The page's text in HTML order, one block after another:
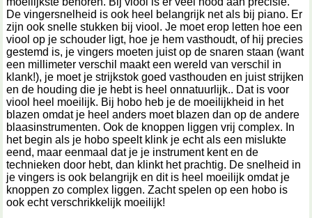
De vingersnelheid is ook heel belangrijk net als bij piano. Er
zijn ook snelle stukken bij viool. Je moet erop letten hoe een
viool op je schouder ligt, hoe je hem vasthoudt, of hij precies
gestemd is, je vingers moeten juist op de snaren staan (want
een millimeter verschil maakt een wereld van verschil in
klank!), je moet je strijkstok goed vasthouden en juist strijken
en de houding die je hebt is heel onnatuurlijk.. Dat is voor
viool heel moeilijk. Bij hobo heb je de moeilijkheid in het
blazen omdat je heel anders moet blazen dan op de andere
blaasinstrumenten. Ook de knoppen liggen vrij complex. In
het begin als je hobo speelt klink je echt als een mislukte
eend, maar eenmaal dat je je instrument kent en de
technieken door hebt, dan klinkt het prachtig. De snelheid in
je vingers is ook belangrijk en dit is heel moeilijk omdat je
knoppen zo complex liggen. Zacht spelen op een hobo is
ook echt verschrikkelijk moeilijk!